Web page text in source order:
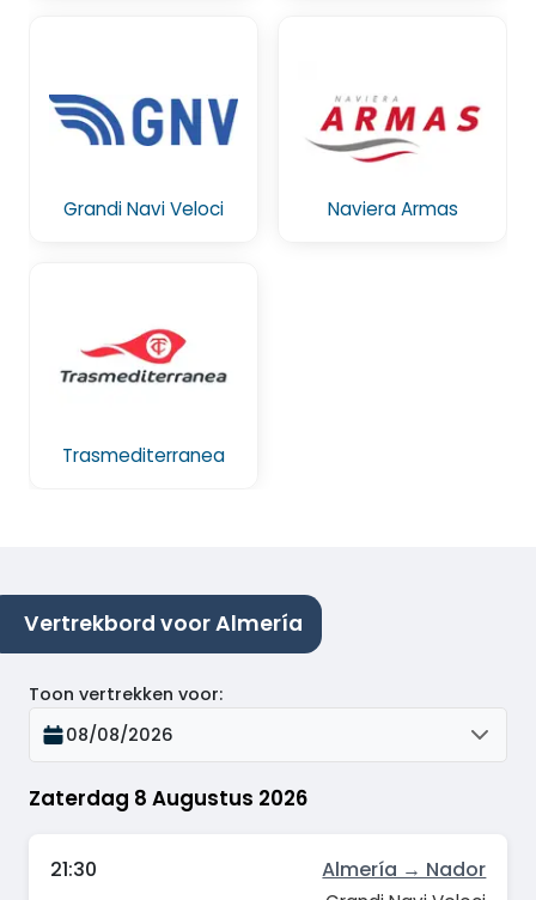
Grandi Navi Veloci Naviera Armas
Trasmediterranea
Vertrekbord voor Almería
Zaterdag 8 Augustus 2026
Toon vertrekken voor:
08/08/2026
21:30 Almería → Nador